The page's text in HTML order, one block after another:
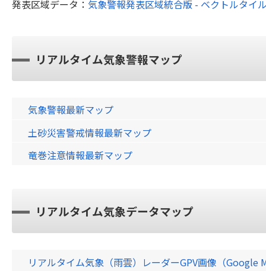
発表区域データ： 気象警報発表区域統合版 - ベクトルタイ
リアルタイム気象警報マップ
気象警報最新マップ
土砂災害警戒情報最新マップ
竜巻注意情報最新マップ
リアルタイム気象データマップ
リアルタイム気象（雨雲）レーダーGPV画像（Google